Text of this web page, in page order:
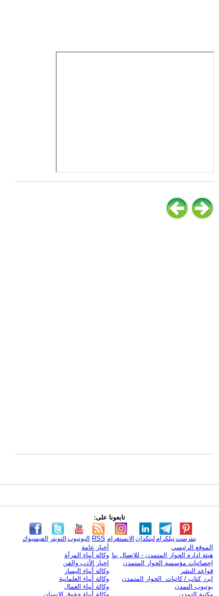
تابعونا على:
الفيسبوك التويتر اليوتيوب RSS الانستغرام لينكدإن تيلكرامبنترست
الموقع الرئيسي
هيئة ادارة الحوار المتمدن - للإتصال بنا
إحصائيات مؤسسة الحوار المتمدن
قواعد النشر
ابرز كتاب / كاتبات الحوار المتمدن
يوتيوب التمدن
مكتبة التمدن
أخبار عامة
وكالة أنباء المرأة
اخبار الأدب والفن
وكالة أنباء اليسار
وكالة أنباء العلمانية
وكالة أنباء العمال
وكالة أنباء حقوق الإنسان